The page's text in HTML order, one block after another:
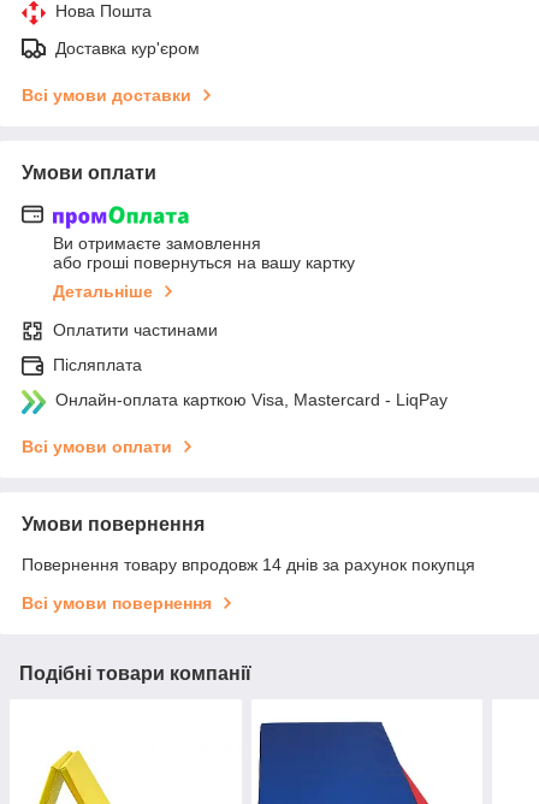
Нова Пошта
Доставка кур'єром
Всі умови доставки
Умови оплати
Ви отримаєте замовлення
або гроші повернуться на вашу картку
Детальніше
Оплатити частинами
Післяплата
Онлайн-оплата карткою Visa, Mastercard - LiqPay
Всі умови оплати
Умови повернення
Повернення товару впродовж 14 днів за рахунок покупця
Всі умови повернення
Подібні товари компанії